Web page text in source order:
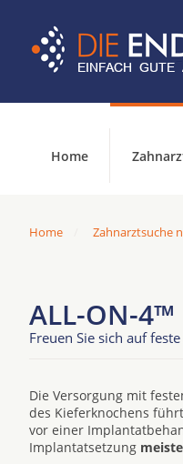
Home
Home Zahnarztsuche
ALL-ON-4™
Freuen Sie sich auf
Die Versorgung mit
des Kieferknochens
vor einer
Implantatsetzung